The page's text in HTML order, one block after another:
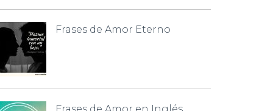
Frases de Amor Eterno